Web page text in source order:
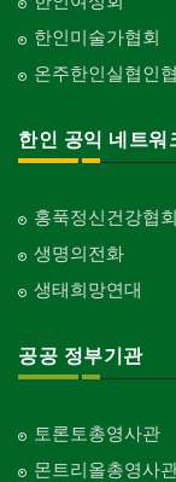
한인미술가협회
온주한인실협인
한인 공익 네트워
홍푹정신건강협회
생명의전화
생태희망연대
공공 정부기관
토론토총영사관
몬트리올총영사